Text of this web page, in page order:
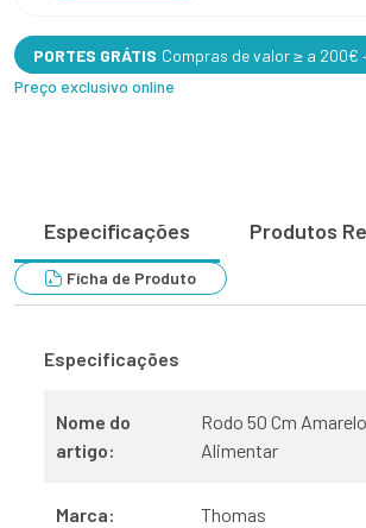
PORTES GRÁTIS Compras de valor ≥ a 200€
Preço exclusivo online
Especificações Produtos
Ficha de Produto
Especificações
Nome do
artigo:
Rodo 50 Cm
Alimentar
Marca: Thomas